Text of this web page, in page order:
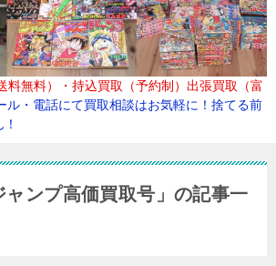
料無料）・持込買取（予約制）出張買取（富
ル・電話にて買取相談はお気軽に！捨てる前
ャンプ高価買取号」の記事一